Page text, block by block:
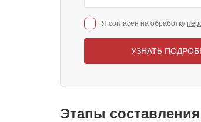
Я согласен на обработку
УЗНАТЬ
Этапы